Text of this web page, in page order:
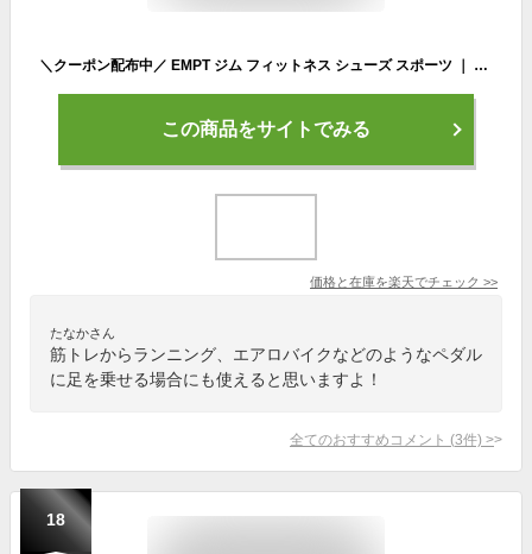
＼クーポン配布中／ EMPT ジム フィットネス シューズ スポーツ ｜ スポーツシューズ ジムシューズ トレーニングシューズ ファッション ジム シンプル おしゃれ ニット 筋トレ メンズ
この商品をサイトでみる
価格と在庫を楽天でチェック >>
たなかさん
筋トレからランニング、エアロバイクなどのようなペダル
に足を乗せる場合にも使えると思いますよ！
全てのおすすめコメント (3件) >
18